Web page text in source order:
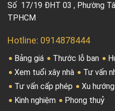
Số 17/19 ĐHT 03 , Phường
TPHCM
Hotline: 0914878444
Bảng giá Thước lỗ ban
Xem tuổi xây nhà
Tư vấn
Tư vấn cấp phép
Xu hướng
Kinh nghiệm
Phong thuỷ